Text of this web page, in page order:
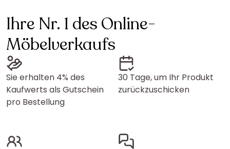
Ihre Nr. 1 des Online-
Möbelverkaufs
Sie erhalten 4% des
Kaufwerts als Gutschein
pro Bestellung
30 Tage, um Ihr Produkt
zurückzuschicken